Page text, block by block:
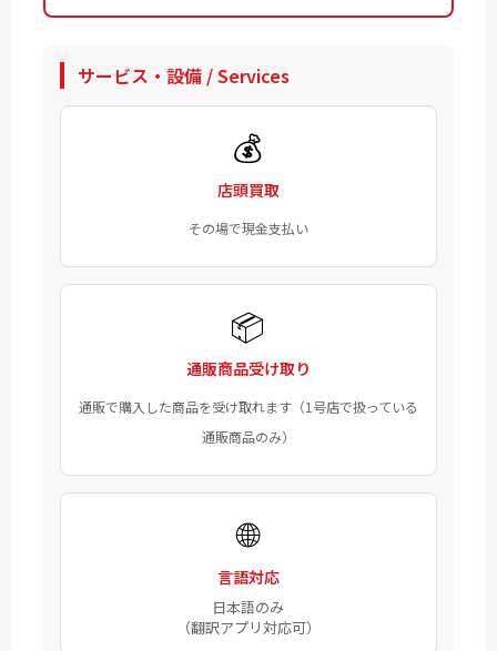
サービス・設備 / Services
💰
店頭買取
その場で現金支払い
📦
通販商品受け取り
通販で購入した商品を受け取れます（1号店で扱っている
通販商品のみ）
🌐
言語対応
日本語のみ
（翻訳アプリ対応可）